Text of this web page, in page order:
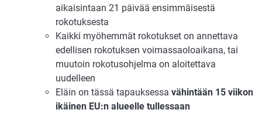
aikaisintaan 21 päivää ensimmäisestä
rokotuksesta
Kaikki myöhemmät rokotukset on annettava
edellisen rokotuksen voimassaoloaikana, tai
muutoin rokotusohjelma on aloitettava
uudelleen
Eläin on tässä tapauksessa vähintään 15 viikon
ikäinen EU:n alueelle tullessaan